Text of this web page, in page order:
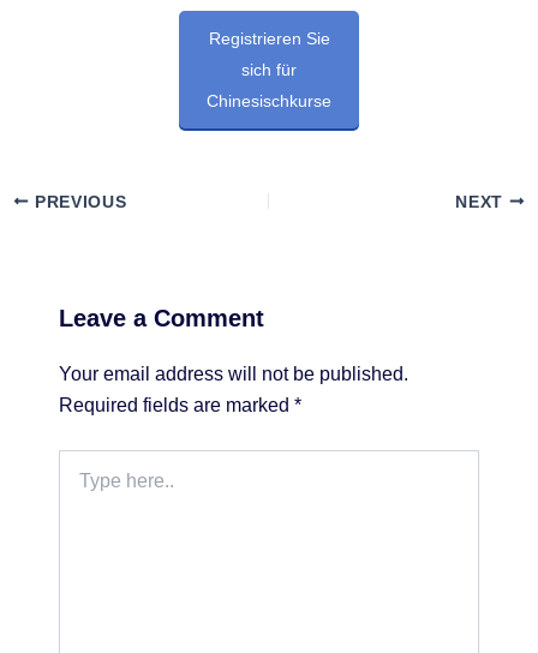
Registrieren Sie
sich für
Chinesischkurse
PREVIOUS NEXT
Leave a Comment
Your email address will not be published.
Required fields are marked *
here..